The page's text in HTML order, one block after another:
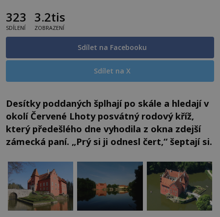
323
SDÍLENÍ
3.2tis
ZOBRAZENÍ
Sdílet na Facebooku
Sdílet na X
Desítky poddaných šplhají po skále a hledají v
okolí Červené Lhoty posvátný rodový kříž,
který předešlého dne vyhodila z okna zdejší
zámecká paní. „Prý si ji odnesl čert,“ šeptají si.